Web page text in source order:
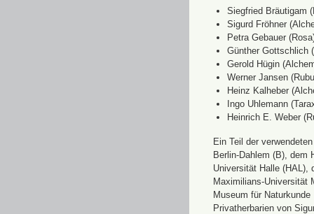
Siegfried Bräutigam
Sigurd Fröhner
Petra Gebauer
Günther Gottschlich
Gerold Hügin
Werner Jansen
Heinz Kalheber
Ingo Uhlemann
Heinrich E. Weber
Ein Teil der
Berlin-Dahlem (B), dem
Universität Halle (HAL),
Maximilians-Universität
Museum für
Privatherbarien von